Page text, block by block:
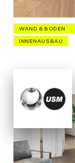
WAND & BODEN
INNENAUSBAU